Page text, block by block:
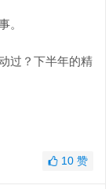
。
过？下半年的精
10 赞